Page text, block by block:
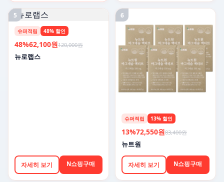
5
슈퍼적립 48% 할인
48%62,100원120,000원
뉴로랩스
자세히 보기 N쇼핑구매
6
슈퍼적립 13% 할인
13%72,550원83,400원
뉴트원
자세히 보기 N쇼핑구매